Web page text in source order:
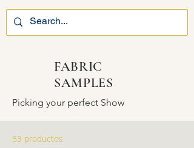
FABRIC
SAMPLES
Picking your perfect Show
53 productos